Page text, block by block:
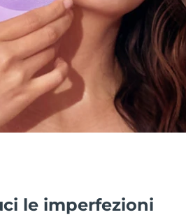
le imperfezioni